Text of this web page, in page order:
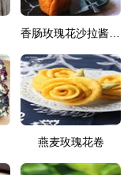
香肠玫瑰花沙拉酱面包
燕麦玫瑰花卷